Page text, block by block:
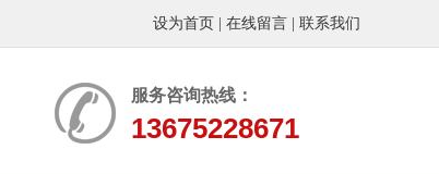
设为首页 在线留言 联系我们
服务咨询热线：
13675228671